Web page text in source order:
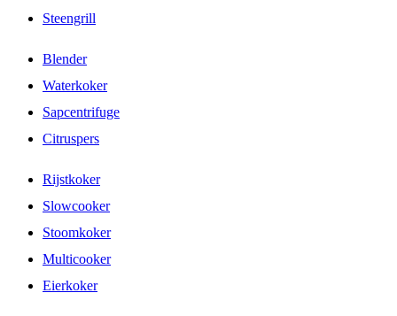
Steengrill
Blender
Waterkoker
Sapcentrifuge
Citruspers
Rijstkoker
Slowcooker
Stoomkoker
Multicooker
Eierkoker